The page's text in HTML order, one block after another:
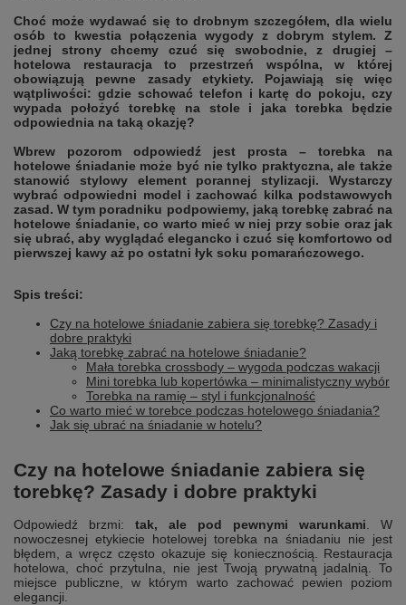
Choć może wydawać się to drobnym szczegółem, dla wielu
osób to kwestia połączenia wygody z dobrym stylem. Z
jednej strony chcemy czuć się swobodnie, z drugiej –
hotelowa restauracja to przestrzeń wspólna, w której
obowiązują pewne zasady etykiety. Pojawiają się więc
wątpliwości: gdzie schować telefon i kartę do pokoju, czy
wypada położyć torebkę na stole i jaka torebka będzie
odpowiednia na taką okazję?
Wbrew pozorom odpowiedź jest prosta – torebka na
hotelowe śniadanie może być nie tylko praktyczna, ale także
stanowić stylowy element porannej stylizacji. Wystarczy
wybrać odpowiedni model i zachować kilka podstawowych
zasad. W tym poradniku podpowiemy, jaką torebkę zabrać na
hotelowe śniadanie, co warto mieć w niej przy sobie oraz jak
się ubrać, aby wyglądać elegancko i czuć się komfortowo od
pierwszej kawy aż po ostatni łyk soku pomarańczowego.
Spis treści:
Czy na hotelowe śniadanie zabiera się torebkę? Zasady i
dobre praktyki
Jaką torebkę zabrać na hotelowe śniadanie?
Mała torebka crossbody – wygoda podczas wakacji
Mini torebka lub kopertówka – minimalistyczny wybór
Torebka na ramię – styl i funkcjonalność
Co warto mieć w torebce podczas hotelowego śniadania?
Jak się ubrać na śniadanie w hotelu?
Czy na hotelowe śniadanie zabiera się
torebkę? Zasady i dobre praktyki
Odpowiedź brzmi: tak, ale pod pewnymi warunkami . W
nowoczesnej etykiecie hotelowej torebka na śniadaniu nie jest
błędem, a wręcz często okazuje się koniecznością. Restauracja
hotelowa, choć przytulna, nie jest Twoją prywatną jadalnią. To
miejsce publiczne, w którym warto zachować pewien poziom
elegancji.